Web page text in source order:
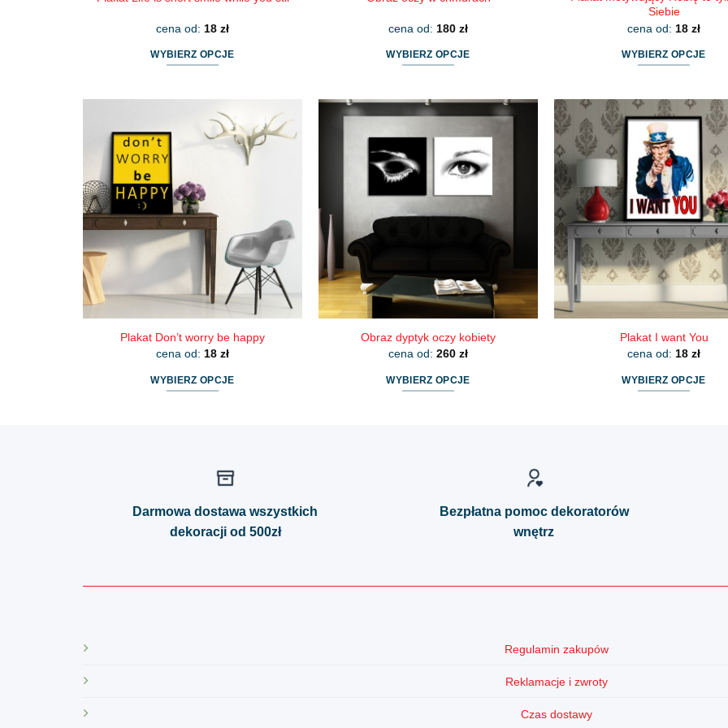
cena od: 18 zł
WYBIERZ OPCJE
wiele
wariantów.
można
wybrać
stronie
produktu
cena od: 180 zł
WYBIERZ OPCJE
ma
wariantów.
Opcje
Siebie
cena od: 18 zł
WYBIERZ OPCJE
ma
wiele
wariantów.
Opcje
można
wybrać
na
stronie
produktu
Plakat Don’t worry be happy
cena od: 18 zł
WYBIERZ OPCJE
wariantów.
można
wybrać
produktu
Obraz dyptyk oczy kobiety
cena od: 260 zł
WYBIERZ OPCJE
można
produktu
Plakat I want You
cena od: 18 zł
WYBIERZ OPCJE
produktu
Darmowa dostawa wszystkich
dekoracji od 500zł
Bezpłatna pomoc dekoratorów
wnętrz
Regulamin zakupów
Reklamacje i zwroty
Czas dostawy